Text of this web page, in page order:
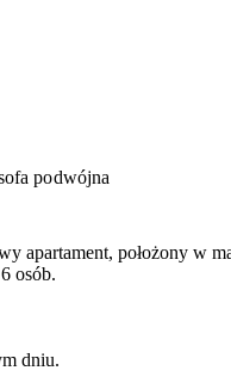
podwójna
apartament, położony w
osób.
dniu.